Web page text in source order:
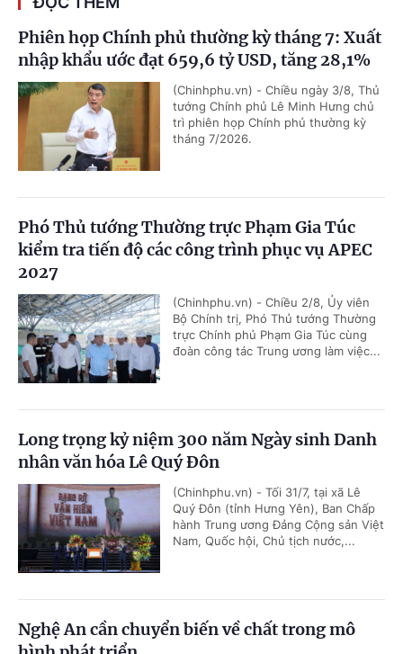
Phiên họp Chính phủ thường kỳ tháng 7: Xuất
nhập khẩu ước đạt 659,6 tỷ USD, tăng 28,1%
(Chinhphu.vn) - Chiều ngày 3/8, Thủ
tướng Chính phủ Lê Minh Hưng chủ
trì phiên họp Chính phủ thường kỳ
tháng 7/2026.
Phó Thủ tướng Thường trực Phạm Gia Túc
kiểm tra tiến độ các công trình phục vụ APEC
2027
(Chinhphu.vn) - Chiều 2/8, Ủy viên
Bộ Chính trị, Phó Thủ tướng Thường
trực Chính phủ Phạm Gia Túc cùng
đoàn công tác Trung ương làm việc...
Long trọng kỷ niệm 300 năm Ngày sinh Danh
nhân văn hóa Lê Quý Đôn
(Chinhphu.vn) - Tối 31/7, tại xã Lê
Quý Đôn (tỉnh Hưng Yên), Ban Chấp
hành Trung ương Đảng Cộng sản Việt
Nam, Quốc hội, Chủ tịch nước,...
Nghệ An cần chuyển biến về chất trong mô